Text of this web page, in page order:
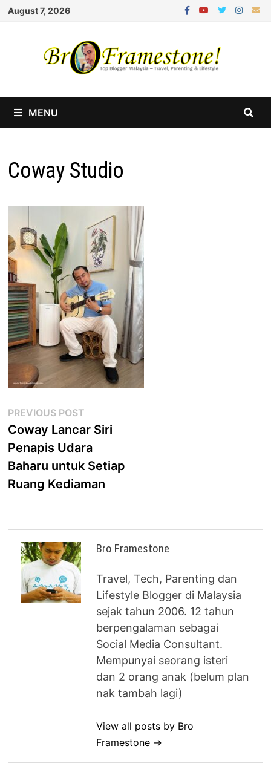
Skip
August 7, 2026
MENU
Coway Studio
Post
navigation
PREVIOUS POST
post:
Coway Lancar Siri
Penapis Udara
Baharu untuk Setiap
Ruang Kediaman
Bro Framestone
Travel, Tech, Parenting dan
Lifestyle Blogger di Malaysia
sejak tahun 2006. 12 tahun
berpengalaman sebagai
Social Media Consultant.
Mempunyai seorang isteri
dan 2 orang anak (belum plan
nak tambah lagi)
View all posts by Bro
Framestone →